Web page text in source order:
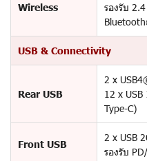
Wireless
รองรับ
USB & Connectivity
Rear USB
2 x
12 x
Type-C)
Front USB
2 x USB
รองรับ